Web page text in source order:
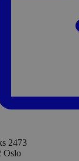
2473
Oslo